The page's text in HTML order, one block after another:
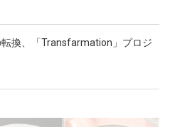
換、「Transfarmation」プロジ